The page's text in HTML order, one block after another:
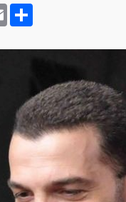
Email